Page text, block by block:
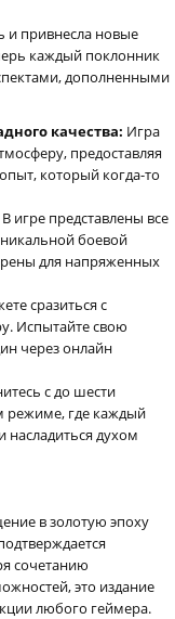
и привнесла новые
каждый поклонник
дополненными
качества: Игра
предоставляя
который когда-то
В игре представлены все
боевой
для напряженных
сразиться с
Испытайте свою
через онлайн
с до шести
режиме, где каждый
насладиться духом
в золотую эпоху
сочетанию
это издание
любого геймера.